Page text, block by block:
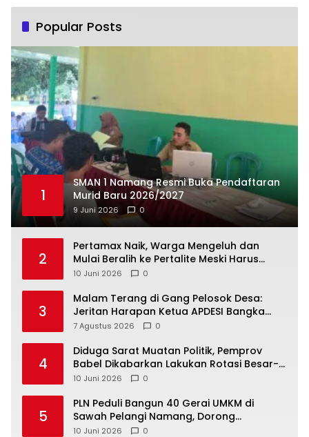
Popular Posts
1
SMAN 1 Namang Resmi Buka Pendaftaran
Murid Baru 2026/2027
9 Juni 2026 0
2
‎Pertamax Naik, Warga Mengeluh dan
Mulai Beralih ke Pertalite Meski Harus
10 Juni 2026 0
3
Malam Terang di Gang Pelosok Desa:
Jeritan Harapan Ketua APDESI Bangka
Tengah untuk PLN Babel
7 Agustus 2026 0
4
‎Diduga Sarat Muatan Politik, Pemprov
Babel Dikabarkan Lakukan Rotasi Besar-
10 Juni 2026 0
5
‎PLN Peduli Bangun 40 Gerai UMKM di
Sawah Pelangi Namang, Dorong
10 Juni 2026 0